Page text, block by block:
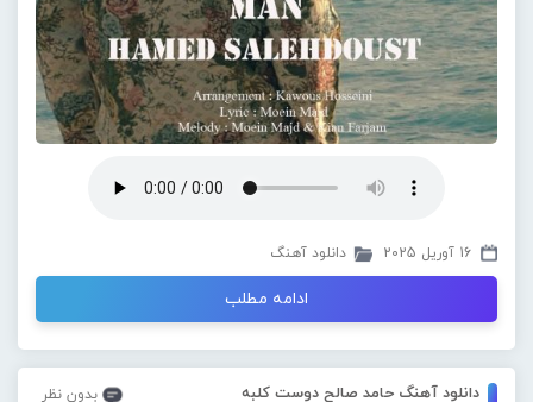
16 آوریل 2025 دانلود آهنگ
ادامه مطلب
دانلود آهنگ حامد صالح دوست کلبه بدون نظر